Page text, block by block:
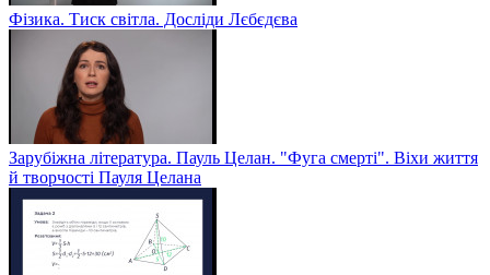
Фізика. Тиск світла. Досліди Лєбєдєва
Зарубіжна література. Пауль Целан. "Фуга смерті". Віхи життя
й творчості Пауля Целана